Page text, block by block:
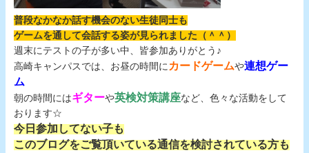
普段なかなか話す機会のない生徒同士も
ゲームを通して会話する姿が見られました（＾＾）
週末にテストの子が多い中、皆参加ありがとう♪
高崎キャンパスでは、お昼の時間にカードゲームや連想ゲー
ム
朝の時間にはギターや英検対策講座など、色々な活動をして
おります☆
今日参加してない子も
このブログをご覧頂いている通信を検討されている方も